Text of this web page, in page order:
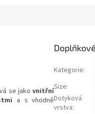
se jakovnitřní
a s vhodně
Kategorie:
Size:
Dotyková
vrstva: